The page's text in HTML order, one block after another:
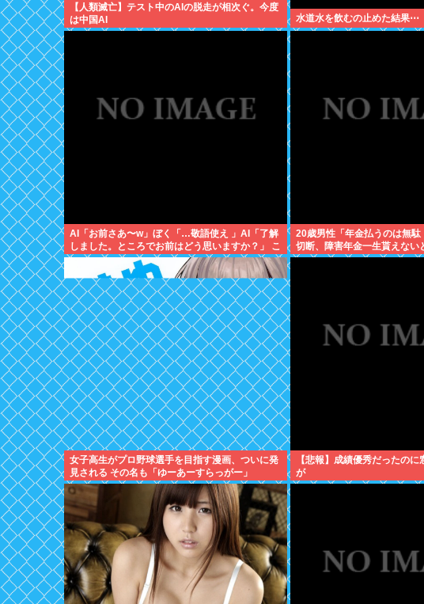
【人類滅亡】テスト中のAIの脱走が相次ぐ。今度
は中国AI
水道水を飲むの止めた結果⋯
AI「お前さあ〜w」ぼく「…敬語使え 」AI「了解
しました。ところでお前はどう思いますか？」 こ
れ
20歳男性「年金払うのは無
切断、障害年金一生貰えない
女子高生がプロ野球選手を目指す漫画、ついに発
見される その名も「ゆーあーすらっがー」
【悲報】成績優秀だったの
が